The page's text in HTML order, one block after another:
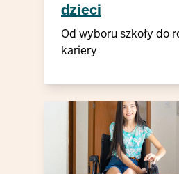
dzieci
Od wyboru szkoły do
kariery